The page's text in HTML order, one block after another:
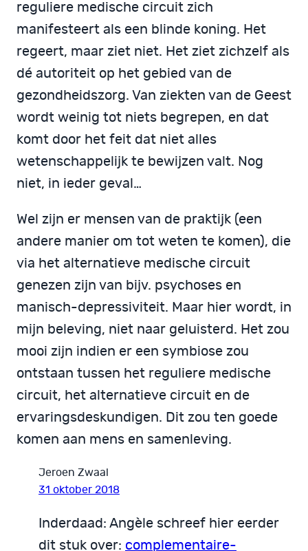
reguliere medische circuit zich
manifesteert als een blinde koning. Het
regeert, maar ziet niet. Het ziet zichzelf als
dé autoriteit op het gebied van de
gezondheidszorg. Van ziekten van de Geest
wordt weinig tot niets begrepen, en dat
komt door het feit dat niet alles
wetenschappelijk te bewijzen valt. Nog
niet, in ieder geval…
Wel zijn er mensen van de praktijk (een
andere manier om tot weten te komen), die
via het alternatieve medische circuit
genezen zijn van bijv. psychoses en
manisch-depressiviteit. Maar hier wordt, in
mijn beleving, niet naar geluisterd. Het zou
mooi zijn indien er een symbiose zou
ontstaan tussen het reguliere medische
circuit, het alternatieve circuit en de
ervaringsdeskundigen. Dit zou ten goede
komen aan mens en samenleving.
Jeroen Zwaal
31 oktober 2018
Inderdaad: Angèle schreef hier eerder
dit stuk over: complementaire-